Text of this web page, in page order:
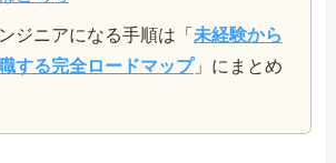
ジニアになる手順は「 未経験から
する完全ロードマップ」にまとめ